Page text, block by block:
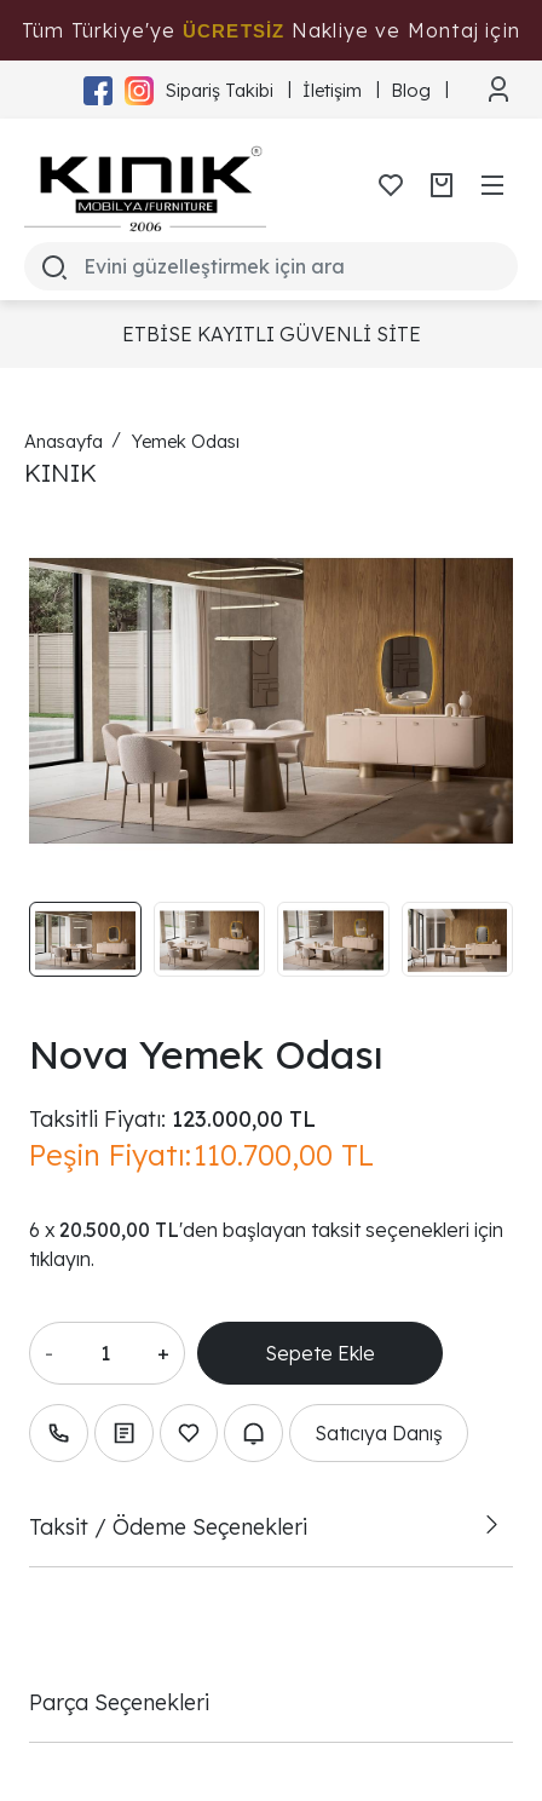
Tüm Türkiye'ye ÜCRETSİZ Nakliye ve Montaj için
Tıklayınız
Sipariş Takibi İletişim Blog
ETBİSE KAYITLI GÜVENLİ SİTE
Anasayfa Yemek Odası
KINIK
Nova Yemek Odası
Taksitli Fiyatı: 123.000,00 TL
Peşin Fiyatı:110.700,00 TL
20.500,00 TL'den başlayan taksit seçenekleri için
tıklayın.
- +
Satıcıya Danış
Taksit / Ödeme Seçenekleri
Parça Seçenekleri